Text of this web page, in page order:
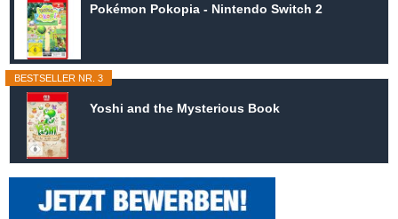
Pokémon Pokopia - Nintendo Switch 2
BESTSELLER NR. 3
Yoshi and the Mysterious Book